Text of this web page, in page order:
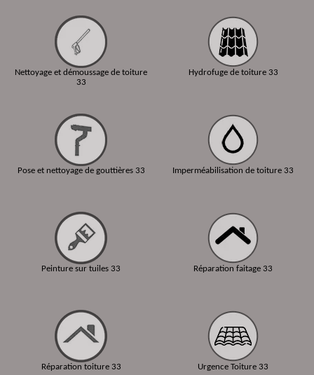
Nettoyage et démoussage de toiture
33
Pose et nettoyage de gouttières 33
Peinture sur tuiles 33
Réparation toiture 33
Hydrofuge de toiture 33
Imperméabilisation de toiture 33
Réparation faitage 33
Urgence Toiture 33